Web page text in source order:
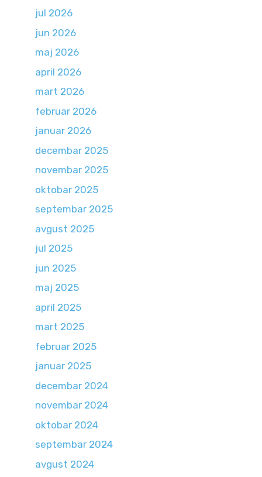
jul 2026
jun 2026
maj 2026
april 2026
mart 2026
februar 2026
januar 2026
decembar 2025
novembar 2025
oktobar 2025
septembar 2025
avgust 2025
jul 2025
jun 2025
maj 2025
april 2025
mart 2025
februar 2025
januar 2025
decembar 2024
novembar 2024
oktobar 2024
septembar 2024
avgust 2024